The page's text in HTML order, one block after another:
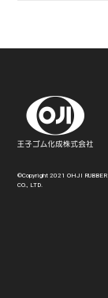
©Copyright 2021 OHJI
CO., LTD.